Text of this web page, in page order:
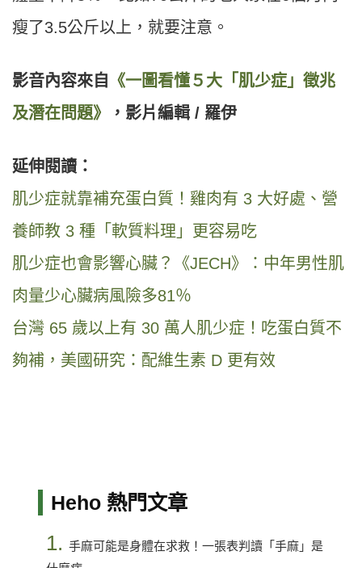
瘦了3.5公斤以上，就要注意。
影音內容來自
《一圖看懂５大「肌少症」徵兆
及潛在問題》
，影片編輯 / 羅伊
延伸閱讀：
肌少症就靠補充蛋白質！雞肉有 3 大好處、營
養師教 3 種「軟質料理」更容易吃
肌少症也會影響心臟？《JECH》：中年男性肌
肉量少心臟病風險多81％
台灣 65 歲以上有 30 萬人肌少症！吃蛋白質不
夠補，美國研究：配維生素 D 更有效
Heho 熱門文章
1. 手麻可能是身體在求救！一張表判讀「手麻」是